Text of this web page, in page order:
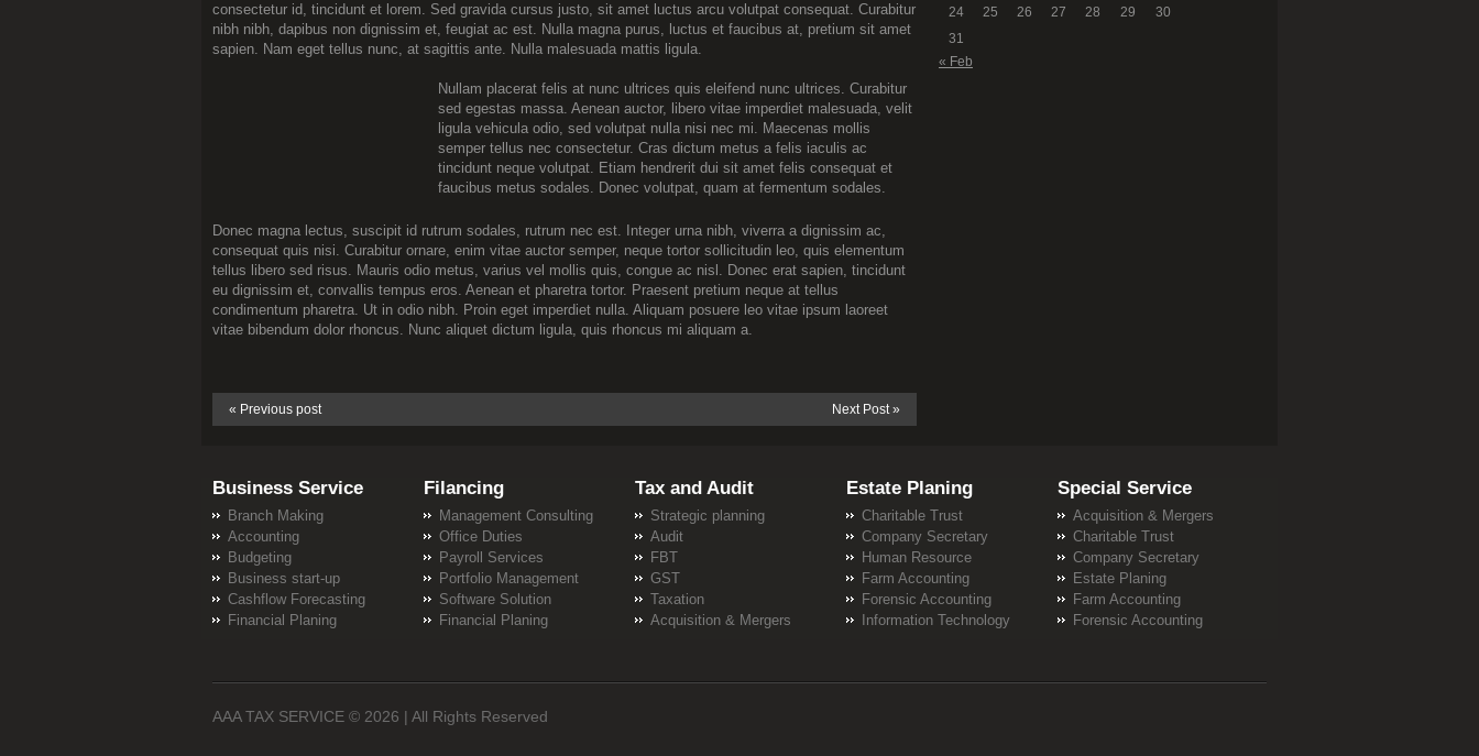
consectetur id, tincidunt et lorem. Sed gravida cursus justo, sit amet luctus arcu volutpat consequat. Curabitur
nibh nibh, dapibus non dignissim et, feugiat ac est. Nulla magna purus, luctus et faucibus at, pretium sit amet
sapien. Nam eget tellus nunc, at sagittis ante. Nulla malesuada mattis ligula.
Nullam placerat felis at nunc ultrices quis eleifend nunc ultrices. Curabitur
sed egestas massa. Aenean auctor, libero vitae imperdiet malesuada, velit
ligula vehicula odio, sed volutpat nulla nisi nec mi. Maecenas mollis
semper tellus nec consectetur. Cras dictum metus a felis iaculis ac
tincidunt neque volutpat. Etiam hendrerit dui sit amet felis consequat et
faucibus metus sodales. Donec volutpat, quam at fermentum sodales.
Donec magna lectus, suscipit id rutrum sodales, rutrum nec est. Integer urna nibh, viverra a dignissim ac,
consequat quis nisi. Curabitur ornare, enim vitae auctor semper, neque tortor sollicitudin leo, quis elementum
tellus libero sed risus. Mauris odio metus, varius vel mollis quis, congue ac nisl. Donec erat sapien, tincidunt
eu dignissim et, convallis tempus eros. Aenean et pharetra tortor. Praesent pretium neque at tellus
condimentum pharetra. Ut in odio nibh. Proin eget imperdiet nulla. Aliquam posuere leo vitae ipsum laoreet
vitae bibendum dolor rhoncus. Nunc aliquet dictum ligula, quis rhoncus mi aliquam a.
« Previous post Next Post »
24
25 26 27 28 29
30
31
« Feb
Business Service
Branch Making
Accounting
Budgeting
Business start-up
Cashflow Forecasting
Financial Planing
Filancing
Management Consulting
Office Duties
Payroll Services
Portfolio Management
Software Solution
Financial Planing
Tax and Audit
Strategic planning
Audit
FBT
GST
Taxation
Acquisition & Mergers
Estate Planing
Charitable Trust
Company Secretary
Human Resource
Farm Accounting
Forensic Accounting
Information Technology
Special Service
Acquisition & Mergers
Charitable Trust
Company Secretary
Estate Planing
Farm Accounting
Forensic Accounting
AAA TAX SERVICE © 2026 | All Rights Reserved